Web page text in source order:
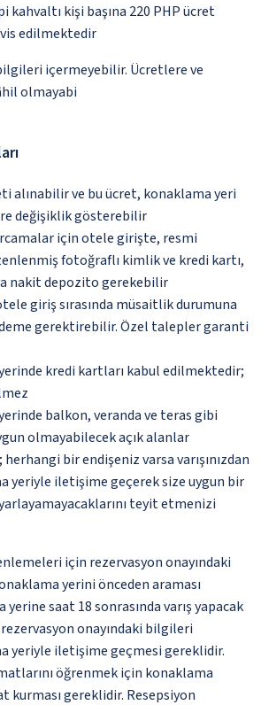
kahvaltı kişi başına 220 PHP ücret
edilmektedir
içermeyebilir. Ücretlere ve
olmayabi
alınabilir ve bu ücret, konaklama yeri
değişiklik gösterebilir
için otele girişte, resmi
fotoğraflı kimlik ve kredi kartı,
nakit depozito gerekebilir
giriş sırasında müsaitlik durumuna
gerektirebilir. Özel talepler garanti
kredi kartları kabul edilmektedir;
balkon, veranda ve teras gibi
olmayabilecek açık alanlar
bir endişeniz varsa varışınızdan
yeriyle iletişime geçerek size uygun bir
teyit etmenizi
için rezervasyon onayındaki
yerini önceden araması
saat 18 sonrasında varış yapacak
onayındaki bilgileri
yeriyle iletişime geçmesi gereklidir.
öğrenmek için konaklama
kurması gereklidir. Resepsiyon